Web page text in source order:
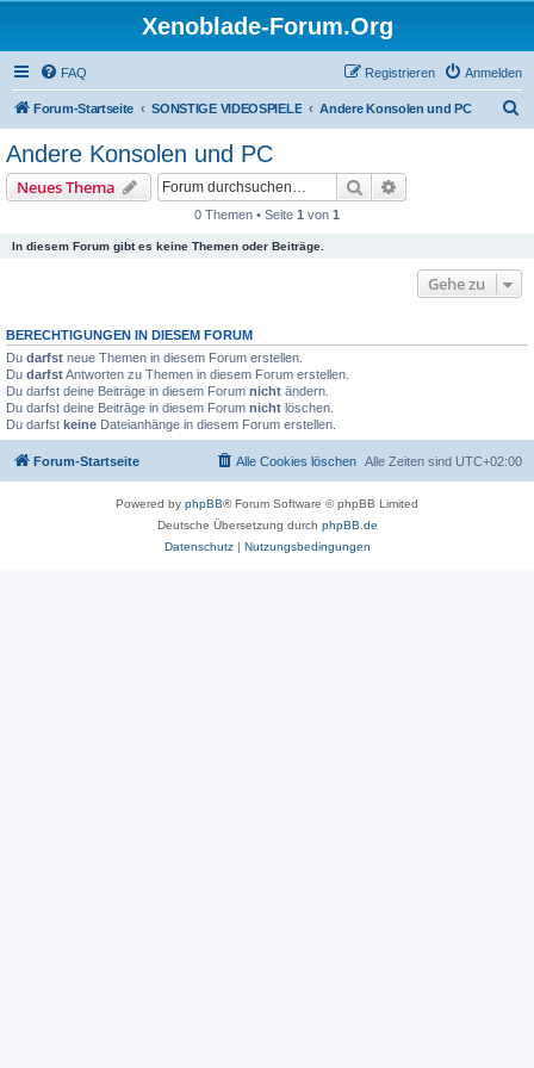
Xenoblade-Forum.Org
FAQ Anmelden
Registrieren
Forum-Startseite SONSTIGE VIDEOSPIELE Andere Konsolen und PC
Andere Konsolen und PC
Neues Thema Suche
0 Themen • Seite 1 von 1
In diesem Forum gibt es keine Themen oder Beiträge.
Gehe zu
BERECHTIGUNGEN IN DIESEM FORUM
Du darfst neue Themen in diesem Forum erstellen.
Du darfstAntworten zu Themen in diesem Forum erstellen.
Du darfst deine Beiträge in diesem Forum nicht ändern.
Du darfst deine Beiträge in diesem Forum nicht löschen.
Du darfst keine Dateianhänge in diesem Forum erstellen.
Forum-Startseite Alle Zeiten sind UTC+02:00
Alle Cookies löschen
Powered by phpBB® Forum Software © phpBB Limited
Deutsche Übersetzung durch phpBB.de
Datenschutz| Nutzungsbedingungen